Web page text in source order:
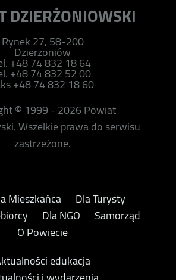
DZIERŻONIOWSKI
Rynek 27, 58-200
Dzierżoniów
+48 74 832 18 64
+48 74 832 52 00
+48 74 832 18 60
© 1999 - 2026 Powiat
Wszelkie prawa do serwisu
zastrzeżone.
Mieszkańca
Dla Turysty
Dla NGO
Samorząd
O Powiecie
edukacja